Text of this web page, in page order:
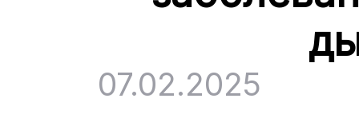
07.02.2025